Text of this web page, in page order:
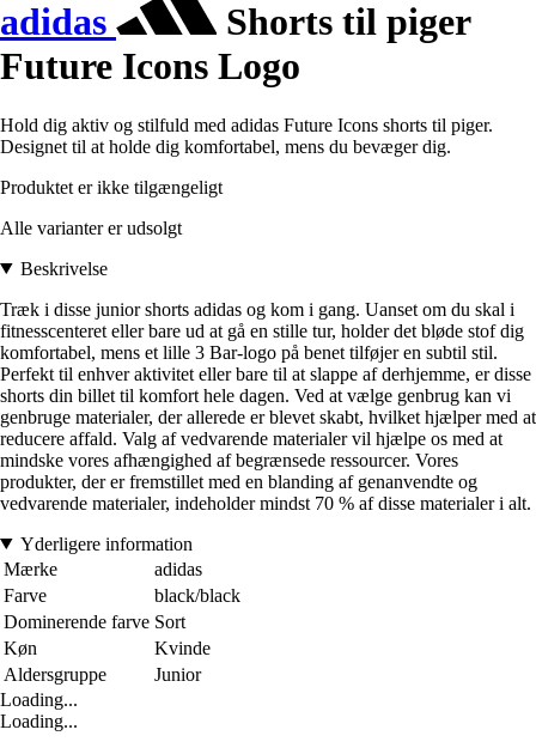
adidas
Shorts til piger
Future Icons Logo
Hold dig aktiv og stilfuld med adidas Future Icons shorts til piger.
Designet til at holde dig komfortabel, mens du bevæger dig.
Produktet er ikke tilgængeligt
Alle varianter er udsolgt
Beskrivelse
Træk i disse junior shorts adidas og kom i gang. Uanset om du skal i
fitnesscenteret eller bare ud at gå en stille tur, holder det bløde stof dig
komfortabel, mens et lille 3 Bar-logo på benet tilføjer en subtil stil.
Perfekt til enhver aktivitet eller bare til at slappe af derhjemme, er disse
shorts din billet til komfort hele dagen. Ved at vælge genbrug kan vi
genbruge materialer, der allerede er blevet skabt, hvilket hjælper med at
reducere affald. Valg af vedvarende materialer vil hjælpe os med at
mindske vores afhængighed af begrænsede ressourcer. Vores
produkter, der er fremstillet med en blanding af genanvendte og
vedvarende materialer, indeholder mindst 70 % af disse materialer i alt.
Yderligere information
Mærke
adidas
Farve
black/black
Dominerende farve Sort
Køn
Kvinde
Aldersgruppe
Junior
Loading...
Loading...